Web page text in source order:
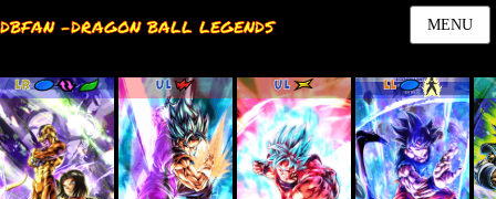
DBFAN -DRAGON BALL LEGENDS MENU
LR UL UL LL